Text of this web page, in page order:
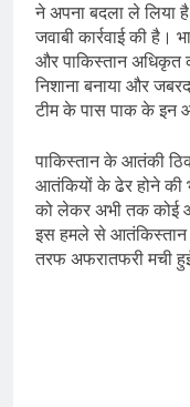
ने अपना बदला ले लिया
जवाबी कार्रवाई की है।
और पाकिस्तान अधिकृत
निशाना बनाया और
टीम के पास पाक के इन
पाकिस्तान के आतंकी
आतंकियों के ढेर होने की
को लेकर अभी तक कोई
इस हमले से आतंकिस्तान
तरफ अफरातफरी मची